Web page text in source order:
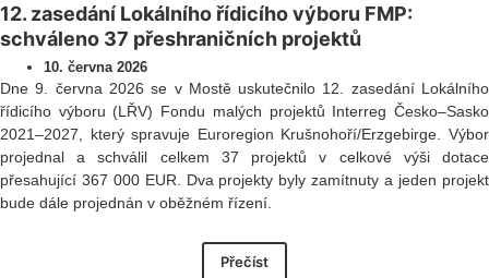
12. zasedání Lokálního řídicího výboru FMP:
schváleno 37 přeshraničních projektů
10. června 2026
Dne 9. června 2026 se v Mostě uskutečnilo 12. zasedání Lokálního
řídicího výboru (LŘV) Fondu malých projektů Interreg Česko–Sasko
2021–2027, který spravuje Euroregion Krušnohoří/Erzgebirge. Výbor
projednal a schválil celkem 37 projektů v celkové výši dotace
přesahující 367 000 EUR. Dva projekty byly zamítnuty a jeden projekt
bude dále projednán v oběžném řízení.
Přečíst